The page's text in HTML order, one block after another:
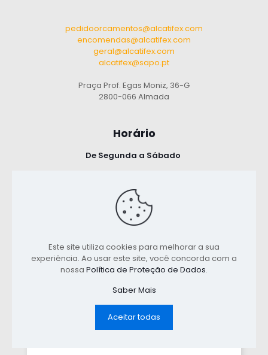
pedidoorcamentos@alcatifex.com
encomendas@alcatifex.com
geral@alcatifex.com
alcatifex@sapo.pt
Praça Prof. Egas Moniz, 36-G
2800-066 Almada
Horário
De Segunda a Sábado
14:30 - 18:00
Política de Privacidade
Termos e Condições
Este site utiliza cookies para melhorar a sua
experiência. Ao usar este site, você concorda com a
nossa Política de Proteção de Dados.
Saber Mais
Aceitar todas